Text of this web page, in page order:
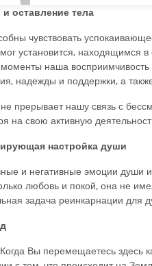
оставление тела
чувствовать
мог установится, находящимся
моменты наша
надежды и поддержки, а
прерывает нашу связь с
на свою активную
настройка души
и негативные эмоции души
любовь и покой, она не
задача реинкарнации для
Вы перемещаетесь здесь